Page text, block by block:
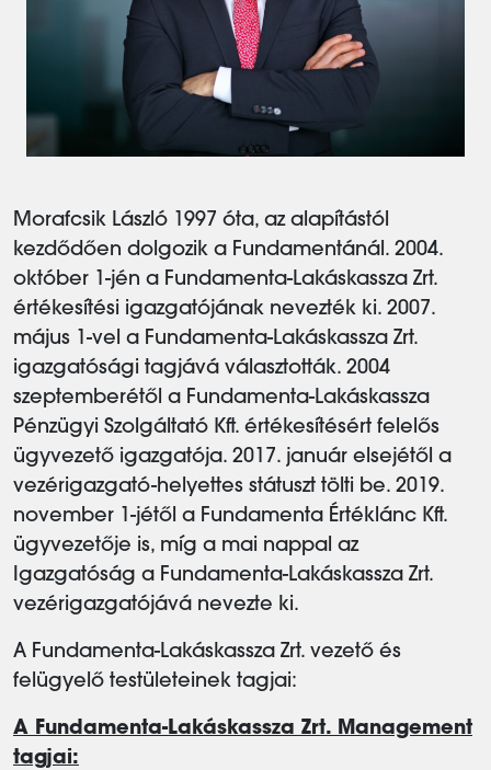
Morafcsik László 1997 óta, az alapítástól
kezdődően dolgozik a Fundamentánál. 2004.
október 1-jén a Fundamenta-Lakáskassza Zrt.
értékesítési igazgatójának nevezték ki. 2007.
május 1-vel a Fundamenta-Lakáskassza Zrt.
igazgatósági tagjává választották. 2004
szeptemberétől a Fundamenta-Lakáskassza
Pénzügyi Szolgáltató Kft. értékesítésért felelős
ügyvezető igazgatója. 2017. január elsejétől a
vezérigazgató-helyettes státuszt tölti be. 2019.
november 1-jétől a Fundamenta Értéklánc Kft.
ügyvezetője is, míg a mai nappal az
Igazgatóság a Fundamenta-Lakáskassza Zrt.
vezérigazgatójává nevezte ki.
A Fundamenta-Lakáskassza Zrt. vezető és
felügyelő testületeinek tagjai:
A Fundamenta-Lakáskassza Zrt. Management
tagjai: